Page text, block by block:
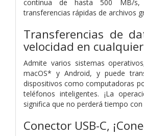
continua de hasta 500 MB/
transferencias rápidas de archivos
Transferencias de
velocidad en
Admite varios sistemas
macOS* y Android, y puede
dispositivos como computadoras
teléfonos inteligentes. ¡La
significa que no perderá tiempo
Conector USB-C,